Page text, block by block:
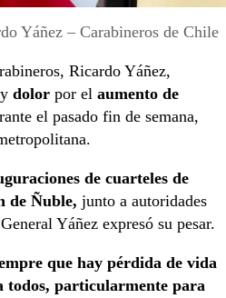
Yáñez – Carabineros de Chile
Ricardo Yáñez,
y dolor por el aumento de
el pasado fin de semana,
de cuarteles de
de Ñuble, junto a autoridades
Yáñez expresó su pesar.
que hay pérdida de vida
todos, particularmente para